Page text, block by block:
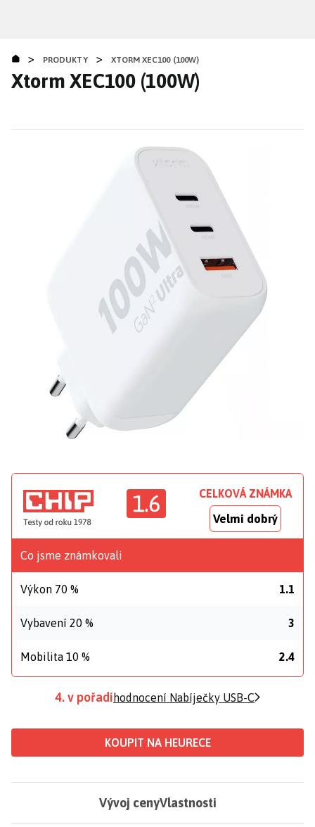
obsahu
> PRODUKTY > XTORM XEC100 (100W)
Xtorm XEC100 (100W)
1.6 CELKOVÁ ZNÁMKA
Velmi dobrý
Co jsme známkovali
Výkon 70 % 1.1
Vybavení 20 % 3
Mobilita 10 % 2.4
4. v pořadí hodnocení Nabíječky USB-C
KOUPIT NA HEURECE
Vývoj cenyVlastnosti